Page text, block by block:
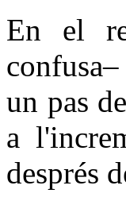
En el
un pas
a
després